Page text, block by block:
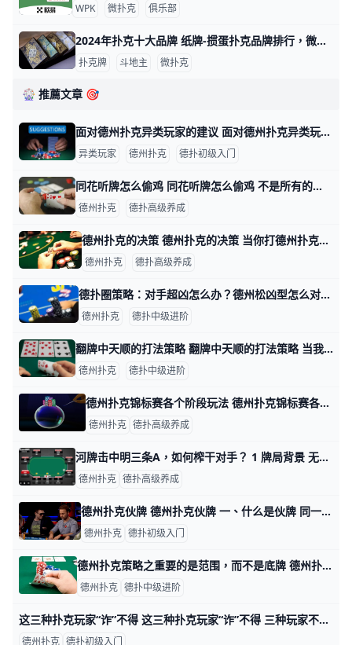
WPK 微扑克 俱乐部
2024年扑克十大品牌 纸牌-掼蛋扑克品牌排行，微扑克牌哪个牌子好 2024年扑克十大品牌 十大扑克品牌排行榜，纸牌-掼蛋扑克品牌排行，扑克牌哪个牌子好 扑克什么牌子好？经专业评测的2024年扑克十大品牌名单发布
扑克牌 斗地主 微扑克
🎡 推薦文章 🎯
面对德州扑克异类玩家的建议 面对德州扑克异类玩家的建议 扑克玩家的类型有很多，每位牌手一定遇到过牌风异类的玩家，其中就包括狂妄下注的选手。在面对这类玩家时一定要学会区分实
异类玩家 德州扑克 德扑初级入门
同花听牌怎么偷鸡 同花听牌怎么偷鸡 不是所有的同花听牌都是一样的。这也许看起来很明显，但它使我们注意到了一个更基础的概念：不同的同花听牌局面需要不同的策略。 接下
德州扑克 德扑高级养成
德州扑克的决策 德州扑克的决策 当你打德州扑克时，你的长期成绩主要由你的决策和对手决策之间质量上的不同决定的。当然，你短期拿到的牌也会对你的输赢有巨大的影响。
德州扑克 德扑高级养成
德扑圈策略：对手超凶怎么办？德州松凶型怎么对付？ 德扑圈策略：对手超凶怎么办？德州松凶型怎么对付？ 德友圈中的超凶牌手很难对付，他们经常向你施压，迫使你做出艰难的决定。即使你喜欢激烈的对抗和刺
德州扑克 德扑中级进阶
翻牌中天顺的打法策略 翻牌中天顺的打法策略 当我们在翻牌中了天顺，心情可能是… 可除了在心里偷偷清算对手的码量看看自己能靠这把赢多少票票之外，更重要的是
德州扑克 德扑中级进阶
德州扑克锦标赛各个阶段玩法 德州扑克锦标赛各个阶段玩法 上次我分享自己玩微级别游戏十多年的秘密心法。今天我再来说说锦标赛的玩法。 玩cash游戏，玩的是你自己口袋里的钞票。
德州扑克 德扑高级养成
河牌击中明三条A，如何榨干对手？ 1 牌局背景 无限德州扑克常规局，盲注级别：1/2，玩家筹码量如图： 翻前，你在大盲位拿到了A♥T♠，枪口位玩家平跟溜入（这是一位喜欢拿着投机牌平
德州扑克 德扑高级养成
德州扑克伙牌 德州扑克伙牌 一、什么是伙牌 同一个对手拥有多个账号在同一桌游戏，或者多个对手在同一桌互通信息进行游戏的行为，我们称为伙牌。 二、伙牌的优势 信息不
德州扑克 德扑初级入门
德州扑克策略之重要的是范围，而不是底牌 德州扑克策略之重要的是范围，而不是底牌 “我猜你是AK。”我的对手说。他刚刚在底池赔率只有5:４情况下用33跟注我的全压。他猜对了，我确实拿着
德州扑克 德扑中级进阶
这三种扑克玩家“诈”不得 这三种扑克玩家“诈”不得 三种玩家不能偷：第一，跟注站型。第二，比你打得好的高手。第三，好奇型，他们就喜欢探究你到底有啥牌。 松凶型玩家 他们会玩
德州扑克